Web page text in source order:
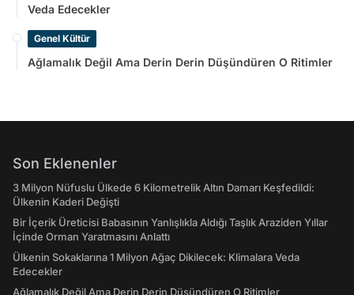
Veda Edecekler
Genel Kültür
Ağlamalık Değil Ama Derin Derin Düşündüren O Ritimler
Son Eklenenler
3 Milyon Nüfuslu Ülkede 6 Kilometrelik Altın Damarı Keşfedildi:
Ülkenin Kaderi Değişti
Bir İçerik Üreticisi Babasının Yanlışlıkla Aldığı Taşlık Araziden Yıllar
İçinde Orman Yaratmasını Anlattı
Ülkenin Sokaklarına 1 Milyon Ağaç Dikilecek: Klimalara Veda
Edecekler
Ağlamalık Değil Ama Derin Derin Düşündüren O Ritimler